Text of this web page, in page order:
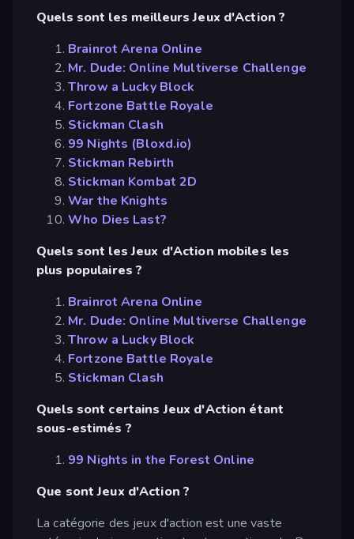
Quels sont les meilleurs Jeux d'Action ?
Brainrot Arena Online
Mr. Dude: Online Multiverse Challenge
Throw a Lucky Block
Fortzone Battle Royale
Stickman Clash
99 Nights (Bloxd.io)
Stickman Rebirth
Stickman Kombat 2D
War the Knights
Who Dies Last?
Quels sont les Jeux d'Action mobiles les
plus populaires ?
Brainrot Arena Online
Mr. Dude: Online Multiverse Challenge
Throw a Lucky Block
Fortzone Battle Royale
Stickman Clash
Quels sont certains Jeux d'Action étant
sous-estimés ?
99 Nights in the Forest Online
Que sont Jeux d'Action ?
La catégorie des jeux d'action est une vaste